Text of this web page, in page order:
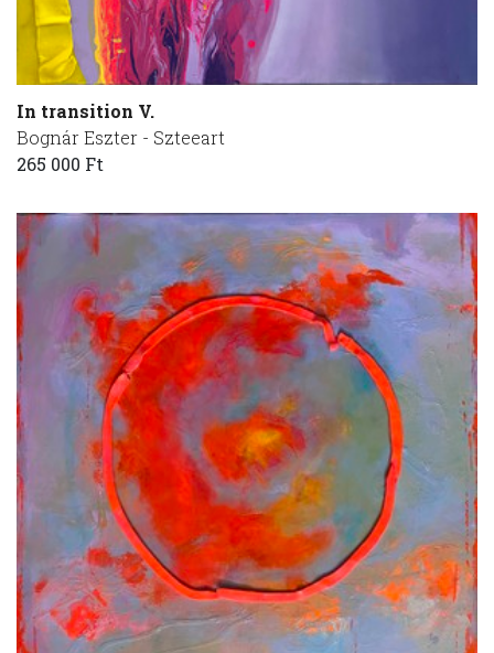
In transition V.
Bognár Eszter - Szteeart
265 000 Ft